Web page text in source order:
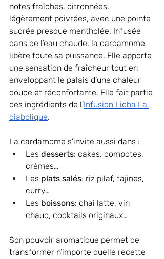
notes fraîches, citronnées,
légèrement poivrées, avec une pointe
sucrée presque mentholée. Infusée
dans de l’eau chaude, la cardamome
libère toute sa puissance. Elle apporte
une sensation de fraîcheur tout en
enveloppant le palais d’une chaleur
douce et réconfortante. Elle fait partie
des ingrédients de l’Infusion Lioba La
diabolique.
La cardamome s'invite aussi dans :
Les desserts: cakes, compotes,
crèmes…
Les plats salés: riz pilaf, tajines,
curry…
Les boissons: chai latte, vin
chaud, cocktails originaux…
Son pouvoir aromatique permet de
transformer n’importe quelle recette